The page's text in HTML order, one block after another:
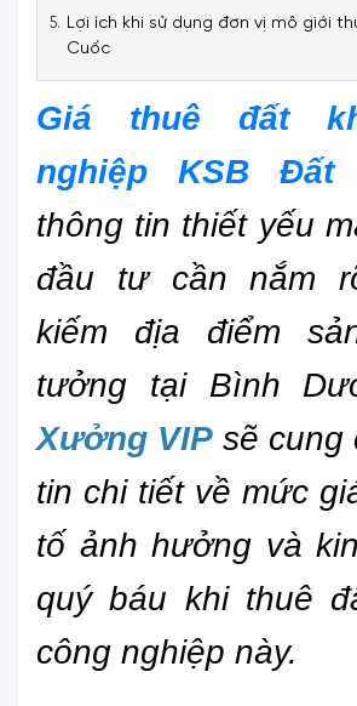
Lợi ích khi sử dụng đơn vị mô giới
Cuốc
Giá thuê đất
nghiệp KSB Đất
thông tin thiết yếu
đầu tư cần nắm
kiếm địa điểm
tưởng tại Bình
Xưởng VIP sẽ cung
tin chi tiết về mức
tố ảnh hưởng và
quý báu khi thuê
công nghiệp này.